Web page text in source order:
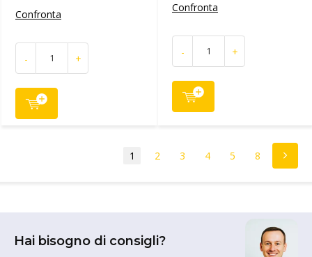
Confronta
- +
Confronta
- +
1 2 3 4 5 8
Hai bisogno di consigli?